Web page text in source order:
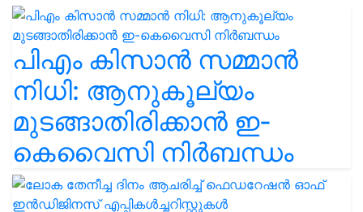
പിഎം കിസാൻ സമ്മാൻ
നിധി: ആനുകൂല്യം
മുടങ്ങാതിരിക്കാൻ ഇ-
കെവൈസി നിർബന്ധം